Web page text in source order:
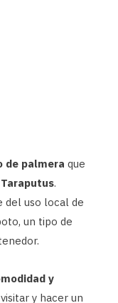
de palmera que
Taraputus.
del uso local de
un tipo de
y
y hacer un